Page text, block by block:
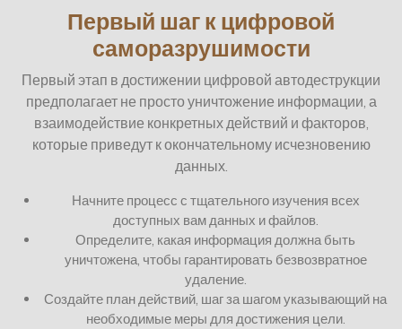
Первый шаг к цифровой
саморазрушимости
Первый этап в достижении цифровой автодеструкции
предполагает не просто уничтожение информации, а
взаимодействие конкретных действий и факторов,
которые приведут к окончательному исчезновению
данных.
Начните процесс с тщательного изучения всех
доступных вам данных и файлов.
Определите, какая информация должна быть
уничтожена, чтобы гарантировать безвозвратное
удаление.
Создайте план действий, шаг за шагом указывающий на
необходимые меры для достижения цели.